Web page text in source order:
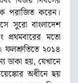
পরাজিত করেন।
সুরো বাংলাদেশ
মতো
ফলশ্রুতিতে ২০১৪
ডাকা হয়, যেখানে
অধীনে ছয়